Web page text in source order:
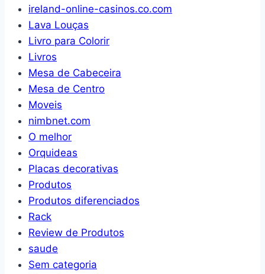
ireland-online-casinos.co.com
Lava Louças
Livro para Colorir
Livros
Mesa de Cabeceira
Mesa de Centro
Moveis
nimbnet.com
O melhor
Orquideas
Placas decorativas
Produtos
Produtos diferenciados
Rack
Review de Produtos
saude
Sem categoria